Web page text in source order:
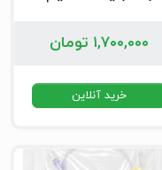
۱,۷۰۰,۰۰۰ تومان
خرید آنلاین